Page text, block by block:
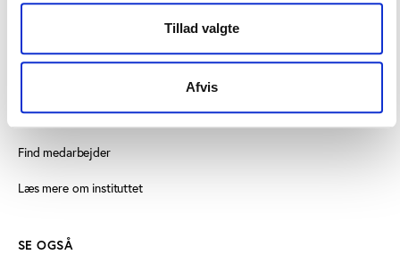
Tillad valgte
Afvis
KONTAKT OS
idan@idan.dk
Find medarbejder
Læs mere om instituttet
SE OGSÅ